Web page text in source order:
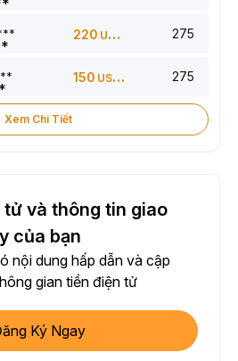
220 USDT 275
150 USDT 275
Xem Chi Tiết
tử và thông tin giao
của bạn
nội dung hấp dẫn và cập
gian tiền điện tử
Ký Ngay